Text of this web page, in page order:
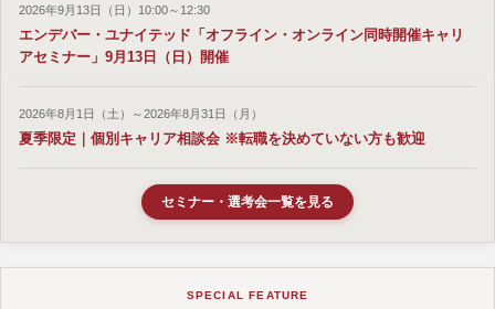
2026年9月13日（日）10:00～12:30
エンデバー・ユナイテッド「オフライン・オンライン同時開催キャリ
アセミナー」9月13日（日）開催
2026年8月1日（土）～2026年8月31日（月）
夏季限定｜個別キャリア相談会 ※転職を決めていない方も歓迎
セミナー・選考会一覧を見る
SPECIAL FEATURE